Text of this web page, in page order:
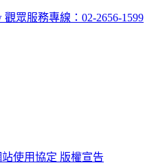
觀眾服務專線：02-2656-1599
站使用協定 版權宣告